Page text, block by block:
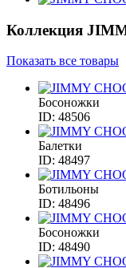
Коллекция
Показать все товары
Босоножки
ID: 48506
Балетки
ID: 48497
Ботильоны
ID: 48496
Босоножки
ID: 48490